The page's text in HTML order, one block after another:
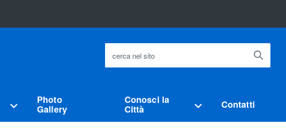
cerca nel sito
Photo
Gallery
Conosci la
Città Contatti